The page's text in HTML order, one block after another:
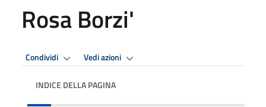
Rosa Borzi'
Condividi Vedi azioni
INDICE DELLA PAGINA